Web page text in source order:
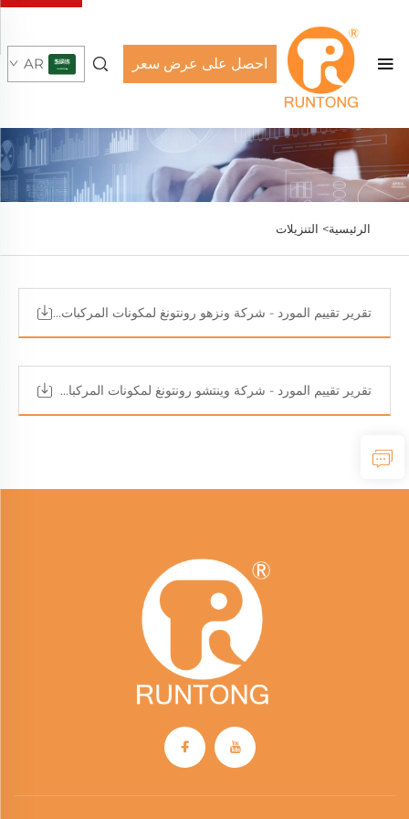
احصل على عرض سعر AR
الرئيسية> التنزيلات
تقرير تقييم المورد - شركة ونزهو رونتونغ لمكونات المركبات المحدودة (2)
تقرير تقييم المورد - شركة وينتشو رونتونغ لمكونات المركبات المحدودة